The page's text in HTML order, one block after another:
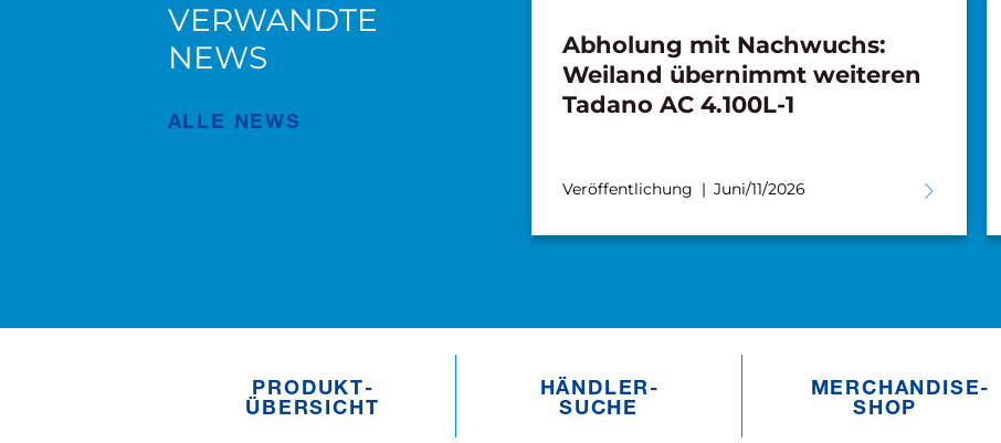
VERWANDTE
NEWS
ALLE NEWS
AC 5.250L-2 für Süderau
Abholung mit Nachwuchs:
Weiland übernimmt weiteren
Tadano AC 4.100L-1
Veröffentlichung Juni/11/2026
PRODUKT­
ÜBERSICHT
HÄNDLER­­
SUCHE
MERCHANDISE­­
SHOP